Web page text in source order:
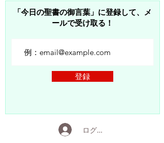
「今日の聖書の御言葉」に登録して、メ
ールで受け取る！
登録
ログイン